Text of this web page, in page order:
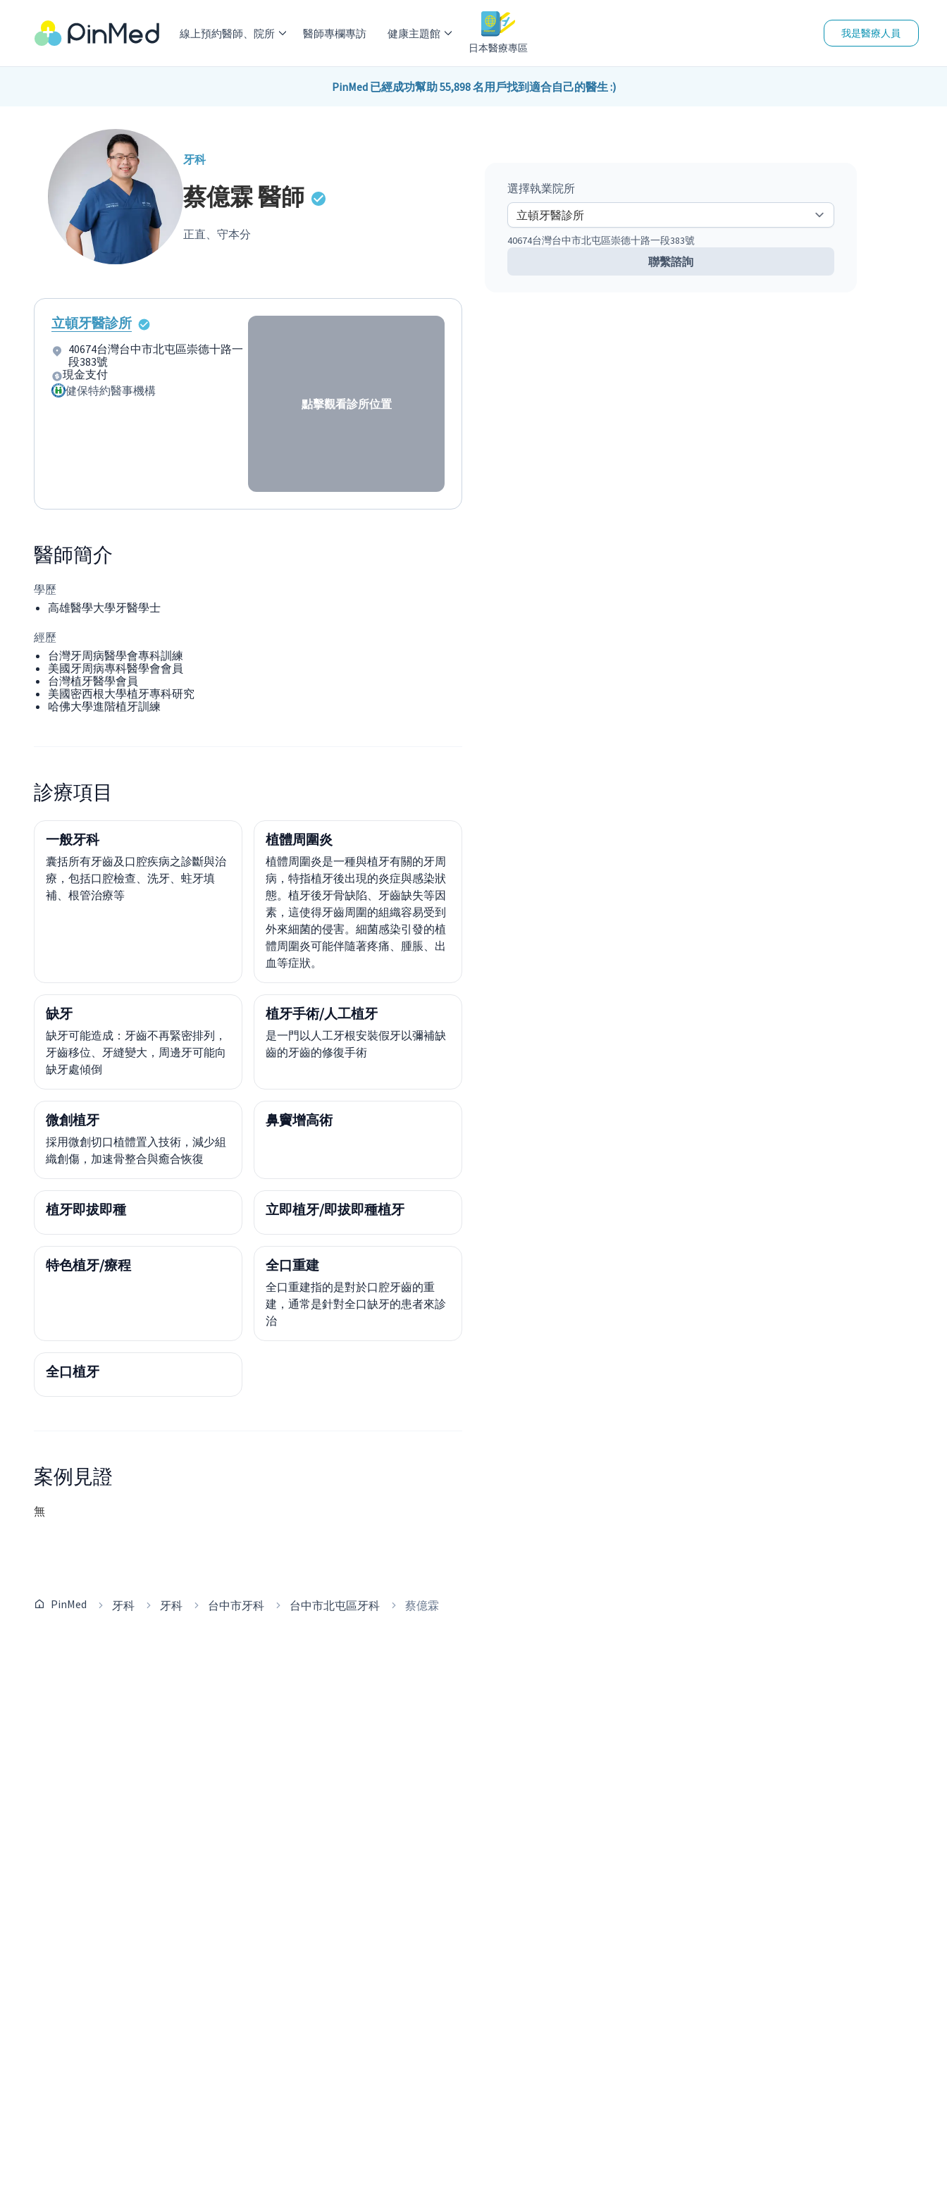
線上預約醫師、院所 醫師專欄專訪 健康主題館
日本醫療專區
我是醫療人員
PinMed 已經成功幫助 55,898 名用戶找到適合自己的醫生 :)
牙科
蔡億霖醫師
正直、守本分
立頓牙醫診所
40674台灣台中市北屯區崇德十路一
段383號
現金支付
健保特約醫事機構
點擊觀看診所位置
醫師簡介
學歷
高雄醫學大學牙醫學士
經歷
台灣牙周病醫學會專科訓練
美國牙周病專科醫學會會員
台灣植牙醫學會員
美國密西根大學植牙專科研究
哈佛大學進階植牙訓練
診療項目
一般牙科
囊括所有牙齒及口腔疾病之診斷與治
療，包括口腔檢查、洗牙、蛀牙填
補、根管治療等
植體周圍炎
植體周圍炎是一種與植牙有關的牙周
病，特指植牙後出現的炎症與感染狀
態。植牙後牙骨缺陷、牙齒缺失等因
素，這使得牙齒周圍的組織容易受到
外來細菌的侵害。細菌感染引發的植
體周圍炎可能伴隨著疼痛、腫脹、出
血等症狀。
缺牙
缺牙可能造成：牙齒不再緊密排列，
牙齒移位、牙縫變大，周邊牙可能向
缺牙處傾倒
植牙手術/人工植牙
是一門以人工牙根安裝假牙以彌補缺
齒的牙齒的修復手術
微創植牙
採用微創切口植體置入技術，減少組
織創傷，加速骨整合與癒合恢復
鼻竇增高術
植牙即拔即種 立即植牙/即拔即種植牙
特色植牙/療程 全口重建
全口重建指的是對於口腔牙齒的重
建，通常是針對全口缺牙的患者來診
治
全口植牙
案例見證
無
PinMed 牙科 牙科 台中市牙科 台中市北屯區牙科 蔡億霖
選擇執業院所
40674台灣台中市北屯區崇德十路一段383號
聯繫諮詢